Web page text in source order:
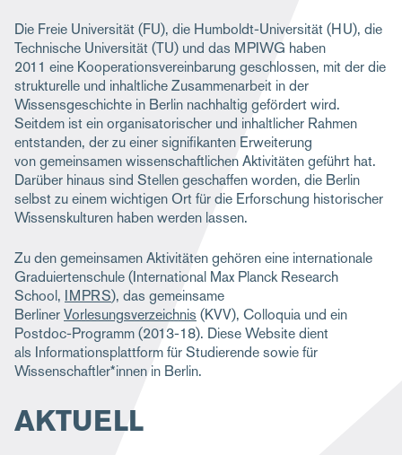
Die Freie Universität (FU), die Humboldt-Universität (HU), die
Technische Universität (TU) und das MPIWG haben
2011 eine Kooperationsvereinbarung geschlossen, mit der die
strukturelle und inhaltliche Zusammenarbeit in der
Wissensgeschichte in Berlin nachhaltig gefördert wird.
Seitdem ist ein organisatorischer und inhaltlicher Rahmen
entstanden, der zu einer signifikanten Erweiterung
von gemeinsamen wissenschaftlichen Aktivitäten geführt hat.
Darüber hinaus sind Stellen geschaffen worden, die Berlin
selbst zu einem wichtigen Ort für die Erforschung historischer
Wissenskulturen haben werden lassen.
Zu den gemeinsamen Aktivitäten gehören eine internationale
Graduiertenschule (International Max Planck Research
School, IMPRS), das gemeinsame
BerlinerVorlesungsverzeichnis (KVV), Colloquia und ein
Postdoc-Programm (2013-18). Diese Website dient
als Informationsplattform für Studierende sowie für
Wissenschaftler*innen in Berlin.
AKTUELL